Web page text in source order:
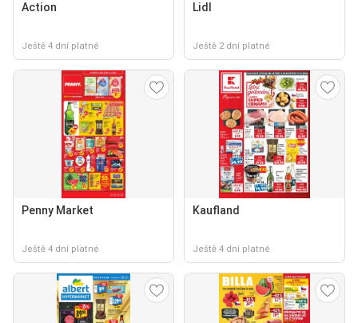
Action
Ještě 4 dní platné
Lidl
Ještě 2 dní platné
Penny Market
Ještě 4 dní platné
Kaufland
Ještě 4 dní platné